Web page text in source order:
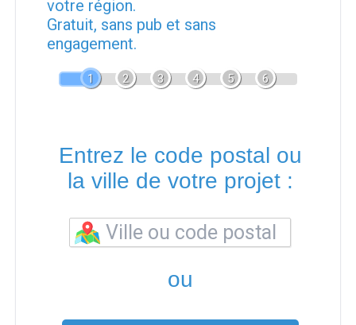
votre région.
Gratuit, sans pub et sans
engagement.
1 2 3 4 5 6
Entrez le code postal ou
la ville de votre projet :
ou